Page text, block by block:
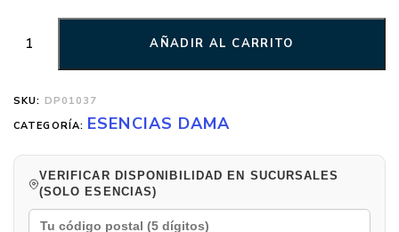
AÑADIR AL CARRITO
SKU: DP01037
CATEGORÍA: ESENCIAS DAMA
VERIFICAR DISPONIBILIDAD EN SUCURSALES
(SOLO ESENCIAS)